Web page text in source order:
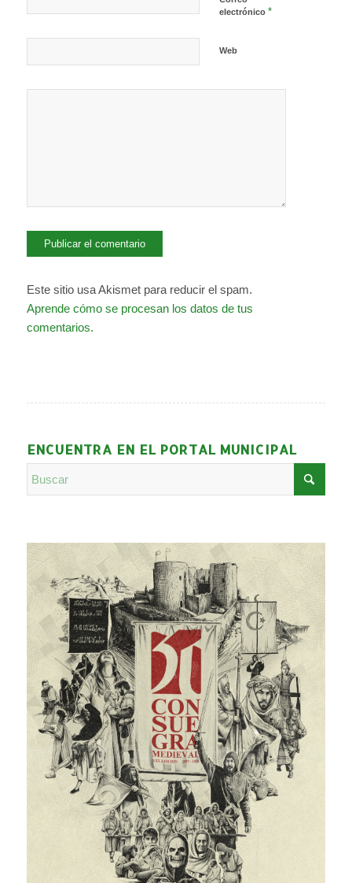
electrónico *
Web
Este sitio usa Akismet para reducir el spam.
Aprende cómo se procesan los datos de tus
comentarios.
ENCUENTRA EN EL PORTAL MUNICIPAL